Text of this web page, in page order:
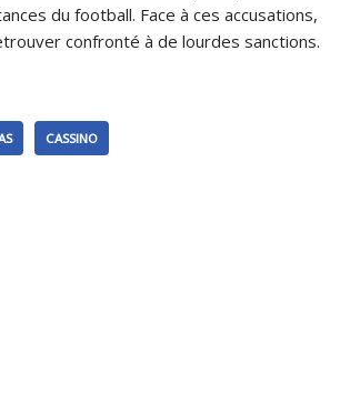
du football. Face à ces accusations,
confronté à de lourdes sanctions.
CASSINO